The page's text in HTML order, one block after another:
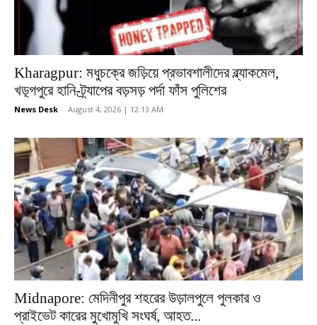
Kharagpur: মধুচক্রে জড়িয়ে প্রভাবশালীদের ব্ল্যাকমেল,
খড়্গপুরে হানি-ট্র্যাপের বড়সড় পর্দা ফাঁস পুলিশের
News Desk - August 4, 2026 | 12:13 AM
Midnapore: মেদিনীপুর শহরের উড়ালপুলে পুলকার ও
প্রাইভেট কারের মুখোমুখি সংঘর্ষ, আহত...